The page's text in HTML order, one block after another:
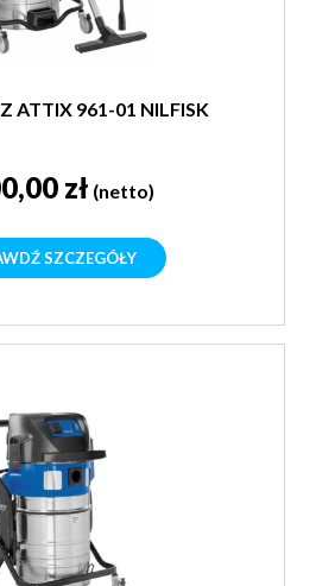
ATTIX 961-01 NILFISK
zł (netto)
SZCZEGÓŁY